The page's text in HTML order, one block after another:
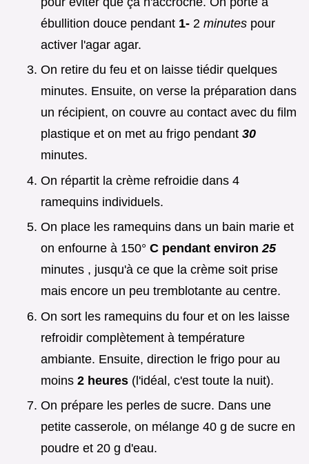
ébullition douce pendant 1- 2 minutes pour
activer l'agar agar.
On retire du feu et on laisse tiédir quelques
minutes. Ensuite, on verse la préparation dans
un récipient, on couvre au contact avec du film
plastique et on met au frigo pendant 30
minutes.
On répartit la crème refroidie dans 4
ramequins individuels.
On place les ramequins dans un bain marie et
on enfourne à 150° C pendant environ25
minutes , jusqu'à ce que la crème soit prise
mais encore un peu tremblotante au centre.
On sort les ramequins du four et on les laisse
refroidir complètement à température
ambiante. Ensuite, direction le frigo pour au
moins 2 heures (l'idéal, c'est toute la nuit).
On prépare les perles de sucre. Dans une
petite casserole, on mélange 40 g de sucre en
poudre et 20 g d'eau.